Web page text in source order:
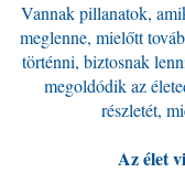
Vannak pillanatok,
meglenne, mielőtt
történni, biztosnak
megoldódik az
részletét,
Az élet